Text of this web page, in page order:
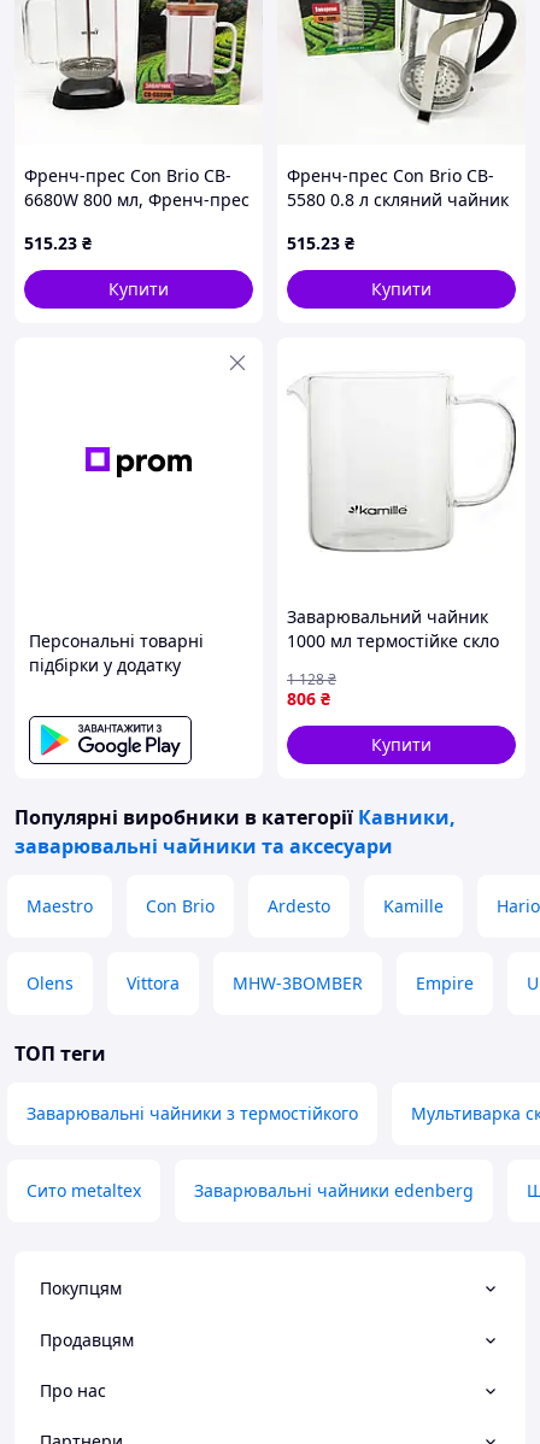
Френч-прес Con Brio CB-
6680W 800 мл, Френч-прес
кави, Френч-прес для чаю
sea
515.23 ₴
Купити
Френч-прес Con Brio CB-
5580 0.8 л скляний чайник
нержавіючої сталі
515.23 ₴
Купити
Персональні товарні
підбірки у додатку
Заварювальний чайник
1000 мл термостійке скло
FK-10506
806 ₴
1 128₴
Купити
Популярні виробники в категорії Кавники,
заварювальні чайники та аксесуари
Maestro Con Brio Ardesto Kamille Hario
Olens Vittora MHW-3BOMBER Empire
ТОП теги
Заварювальні чайники з термостійкого Мультиварка
Сито metaltex Заварювальні чайники edenberg
Покупцям
Продавцям
Про нас